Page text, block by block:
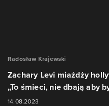
Radosław Krajewski
Zachary Levi miażdży
„To śmieci, nie dbają aby
14.08.2023